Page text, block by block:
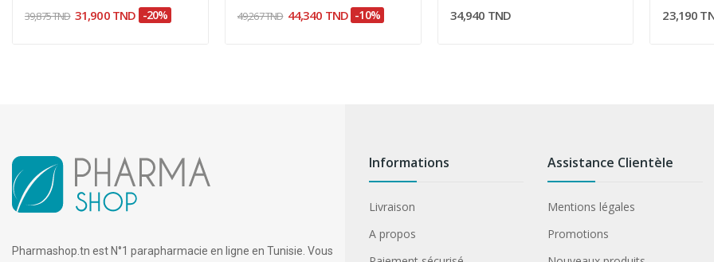
39,875 TND 31,900 TND -20% 49,267 TND 44,340 TND -10% 34,940 TND 23,190
Pharmashop.tn est N°1 parapharmacie en ligne en Tunisie. Vous
Informations
Livraison
A propos
Assistance Clientèle
Mentions légales
Promotions